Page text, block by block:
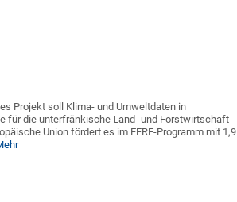
Projekt soll Klima- und Umweltdaten in
für die unterfränkische Land- und Forstwirtschaft
Union fördert es im EFRE-Programm mit 1,9